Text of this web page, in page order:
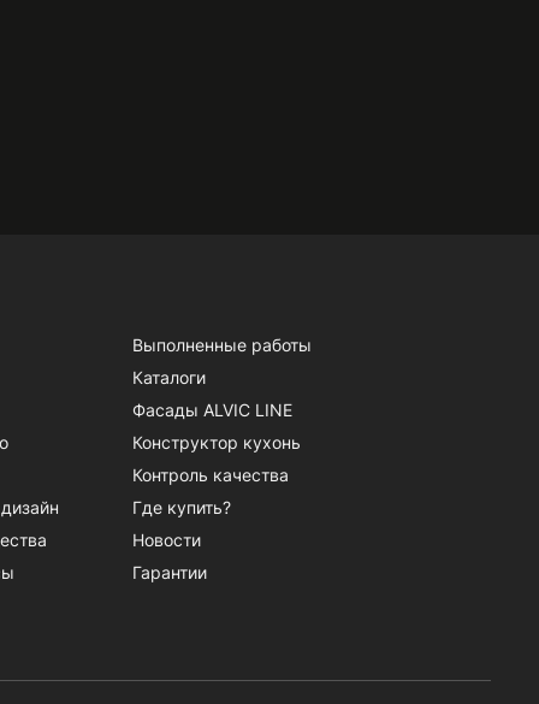
Выполненные работы
Каталоги
Фасады ALVIC LINE
Конструктор кухонь
Контроль качества
Где купить?
Новости
Гарантии